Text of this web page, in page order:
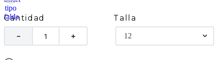
Cantidad
＋
－
Talla
12